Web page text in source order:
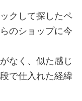
クして探したペ
のショップに今
なく、似た感じ
で仕入れた経緯